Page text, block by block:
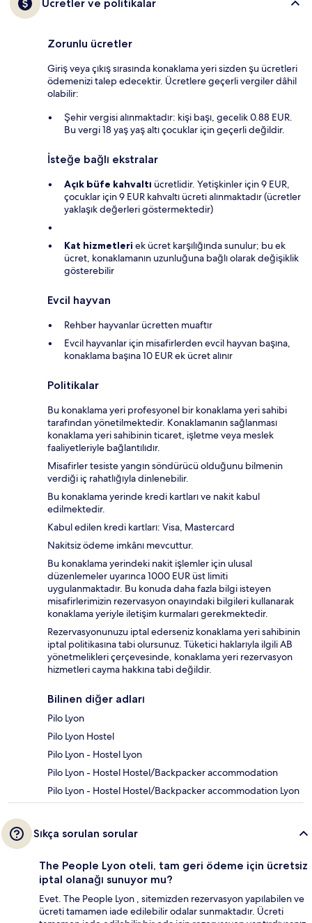
Ücretler ve politikalar
Zorunlu ücretler
Giriş veya çıkış sırasında konaklama yeri sizden şu ücretleri
ödemenizi talep edecektir. Ücretlere geçerli vergiler dâhil
olabilir:
Şehir vergisi alınmaktadır: kişi başı, gecelik 0.88 EUR.
Bu vergi 18 yaş yaş altı çocuklar için geçerli değildir.
İsteğe bağlı ekstralar
Açık büfe kahvaltı ücretlidir. Yetişkinler için 9 EUR,
çocuklar için 9 EUR kahvaltı ücreti alınmaktadır (ücretler
yaklaşık değerleri göstermektedir)
Kat hizmetleri ek ücret karşılığında sunulur; bu ek
ücret, konaklamanın uzunluğuna bağlı olarak değişiklik
gösterebilir
Evcil hayvan
Rehber hayvanlar ücretten muaftır
Evcil hayvanlar için misafirlerden evcil hayvan başına,
konaklama başına 10 EUR ek ücret alınır
Politikalar
Bu konaklama yeri profesyonel bir konaklama yeri sahibi
tarafından yönetilmektedir. Konaklamanın sağlanması
konaklama yeri sahibinin ticaret, işletme veya meslek
faaliyetleriyle bağlantılıdır.
Misafirler tesiste yangın söndürücü olduğunu bilmenin
verdiği iç rahatlığıyla dinlenebilir.
Bu konaklama yerinde kredi kartları ve nakit kabul
edilmektedir.
Kabul edilen kredi kartları: Visa, Mastercard
Nakitsiz ödeme imkânı mevcuttur.
Bu konaklama yerindeki nakit işlemler için ulusal
düzenlemeler uyarınca 1000 EUR üst limiti
uygulanmaktadır. Bu konuda daha fazla bilgi isteyen
misafirlerimizin rezervasyon onayındaki bilgileri kullanarak
konaklama yeriyle iletişim kurmaları gerekmektedir.
Rezervasyonunuzu iptal ederseniz konaklama yeri sahibinin
iptal politikasına tabi olursunuz. Tüketici haklarıyla ilgili AB
yönetmelikleri çerçevesinde, konaklama yeri rezervasyon
hizmetleri cayma hakkına tabi değildir.
Bilinen diğer adları
Pilo Lyon
Pilo Lyon Hostel
Pilo Lyon - Hostel Lyon
Pilo Lyon - Hostel Hostel/Backpacker accommodation
Pilo Lyon - Hostel Hostel/Backpacker accommodation Lyon
Sıkça sorulan sorular
The People Lyon oteli, tam geri ödeme için ücretsiz
iptal olanağı sunuyor mu?
Evet. The People Lyon , sitemizden rezervasyon yapılabilen ve
ücreti tamamen iade edilebilir odalar sunmaktadır. Ücreti